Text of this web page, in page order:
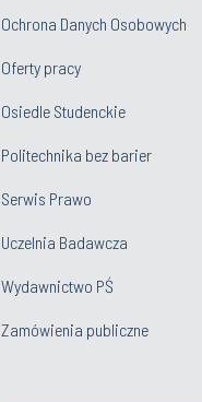
Ochrona Danych Osobowych
Oferty pracy
Osiedle Studenckie
Politechnika bez barier
Serwis Prawo
Uczelnia Badawcza
Wydawnictwo PŚ
Zamówienia publiczne